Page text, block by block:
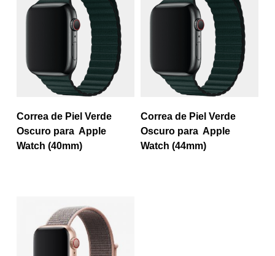
Correa de Piel Verde
Oscuro para Apple
Watch (40mm)
Correa de Piel Verde
Oscuro para Apple
Watch (44mm)